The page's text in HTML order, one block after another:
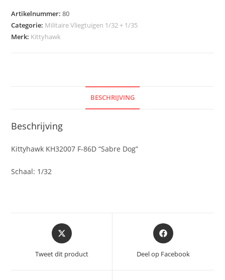
Artikelnummer:80
Categorie: Militaire Vliegtuigen 1/32 + 1/35
Merk: Kittyhawk
BESCHRIJVING
Beschrijving
Kittyhawk KH32007 F-86D “Sabre Dog”
Schaal: 1/32
Opent
in
een
nieuw
Tweet dit product
Opent
in
nieuw
Deel op Facebook